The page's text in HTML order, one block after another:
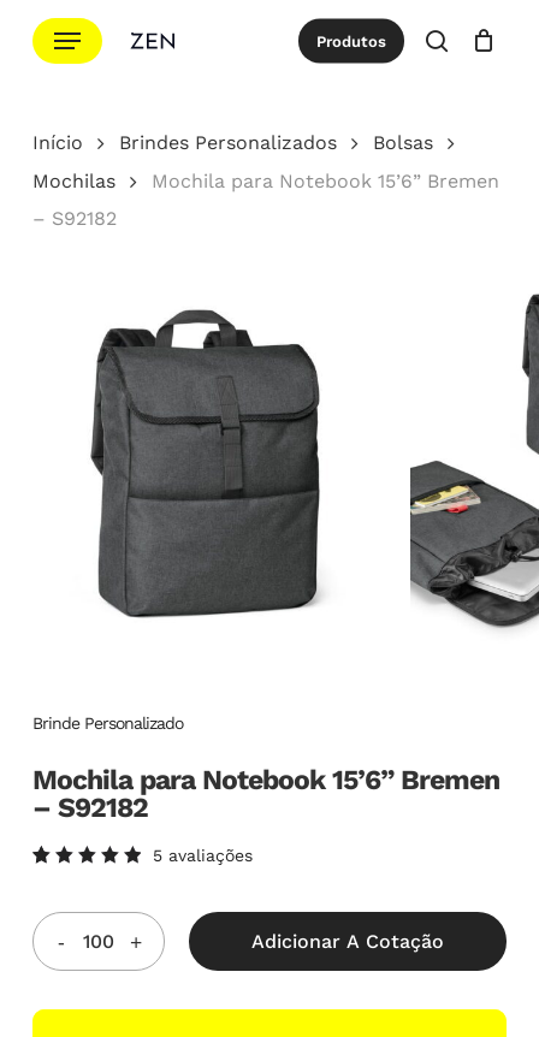
para
principal
Menu Produtos
procurar
Cotação Close
Início Brindes Personalizados
Bolsas
Mochilas
Mochila para Notebook 15’6” Bremen
– S92182
Brinde Personalizado
Mochila para Notebook 15’6” Bremen
– S92182
5.00de
5, com
baseado
em
clientes
5avaliações
Adicionar A Cotação